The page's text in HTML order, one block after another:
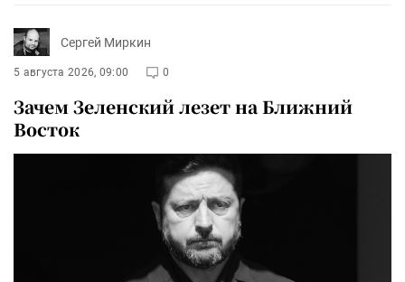
Сергей Миркин
5 августа 2026, 09:00 0
Зачем Зеленский лезет на Ближний
Восток